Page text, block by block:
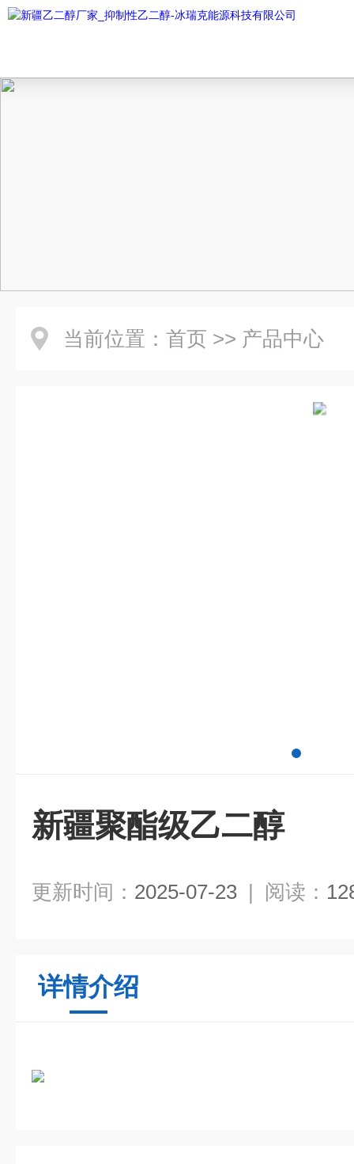
当前位置： 首页 >> 产品中心
新疆聚酯级乙二醇
更新时间： 2025-07-23 | 阅读：
详情介绍